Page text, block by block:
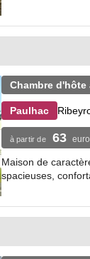
Chambre d'hôte
Paulhac
à partir de 63
Maison de
spacieuses,